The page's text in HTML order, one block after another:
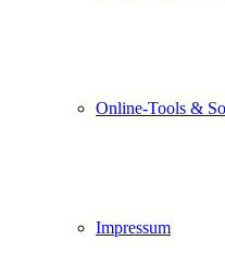
Online-Tools &
Impressum